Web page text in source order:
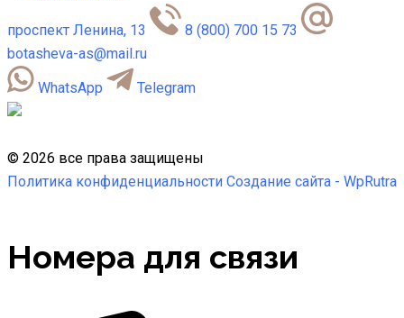
проспект Ленина, 13
8 (800) 700 15 73
botasheva-as@mail.ru
WhatsApp
Telegram
© 2026 все права защищены
Политика конфиденциальности Создание сайта - WpRutra
Номера для связи